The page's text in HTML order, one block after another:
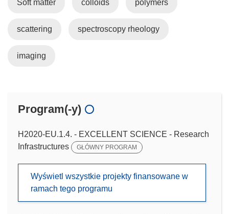
Soft matter colloids polymers
scattering spectroscopy rheology
imaging
Program(-y)
H2020-EU.1.4. - EXCELLENT SCIENCE - Research
Infrastructures
GŁÓWNY PROGRAM
Wyświetl wszystkie projekty finansowane w
ramach tego programu